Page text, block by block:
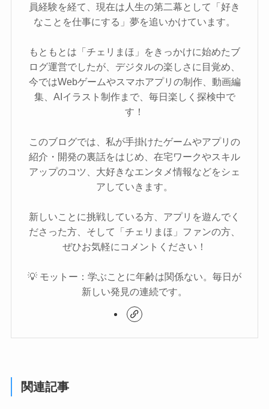
員経験を経て、現在は人生の第二幕として「好き
なことを仕事にする」夢を追いかけています。
もともとは「チェリまほ」をきっかけに始めたブ
ログ運営でしたが、デジタルの楽しさに目覚め、
今ではWebゲームやスマホアプリの制作、動画編
集、AIイラスト制作まで、毎日楽しく探検中で
す！
このブログでは、私が手掛けたゲームやアプリの
紹介・開発の裏話をはじめ、在宅ワークやスキル
アップのコツ、大好きなエンタメ情報などをシェ
アしていきます。
新しいことに挑戦している方、アプリを遊んでく
ださった方、そして「チェリまほ」ファンの方、
ぜひお気軽にコメントください！
💡 モットー：学ぶことに年齢は関係ない。毎日が
新しい発見の連続です。
関連記事